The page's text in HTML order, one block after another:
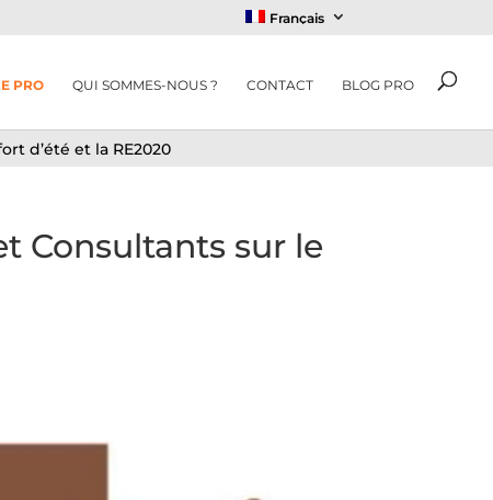
d’été et la RE2020
Français
PRO QUI SOMMES-NOUS ? CONTACT BLOG PRO
Consultants sur le